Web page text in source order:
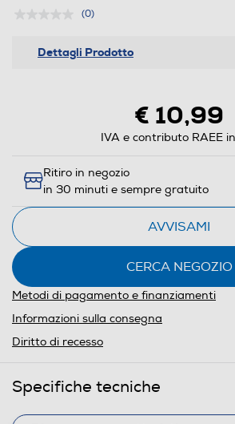
(0)
Dettagli Prodotto
€ 10,99
IVA e contributo RAEE
Ritiro in negozio
in 30 minuti e sempre gratuito
AVVISAMI
CERCA NEGOZIO
Metodi di pagamento e finanziamenti
Informazioni sulla consegna
Diritto di recesso
Specifiche tecniche